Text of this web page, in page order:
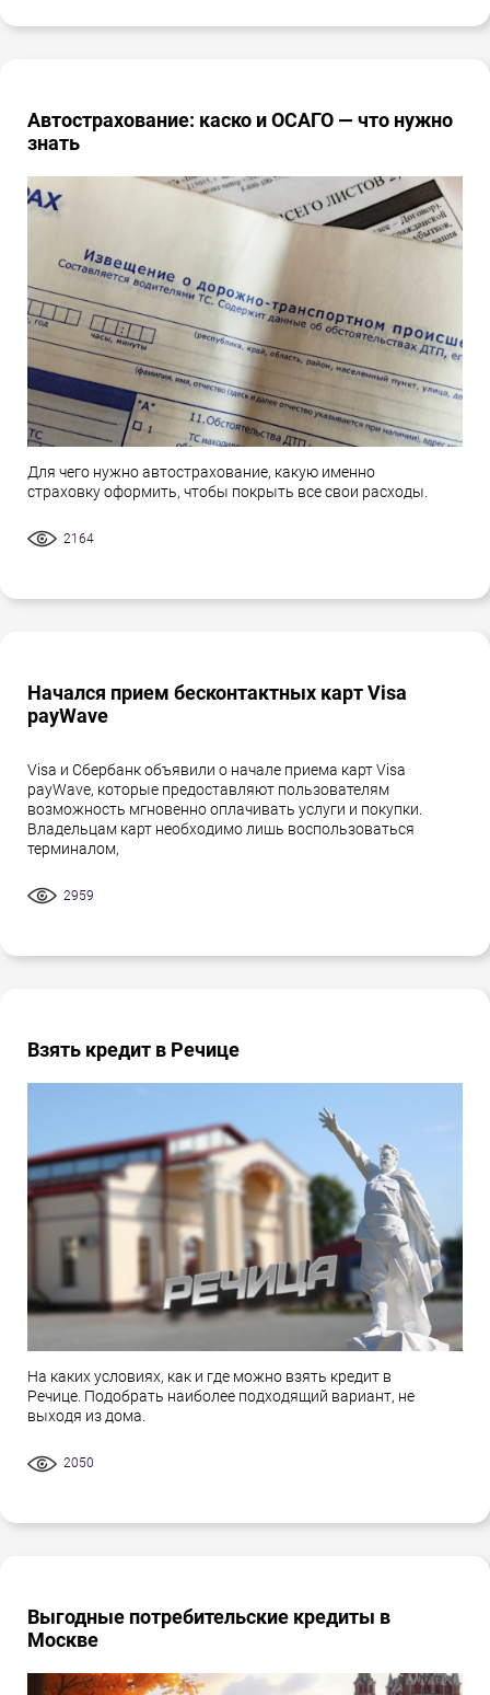
Автострахование: каско и ОСАГО — что нужно
знать
Для чего нужно автострахование, какую именно
страховку оформить, чтобы покрыть все свои расходы.
2164
Начался прием бесконтактных карт Visa
payWave
Visa и Сбербанк объявили о начале приема карт Visa
payWave, которые предоставляют пользователям
возможность мгновенно оплачивать услуги и покупки.
Владельцам карт необходимо лишь воспользоваться
терминалом,
2959
Взять кредит в Речице
На каких условиях, как и где можно взять кредит в
Речице. Подобрать наиболее подходящий вариант, не
выходя из дома.
2050
Выгодные потребительские кредиты в
Москве